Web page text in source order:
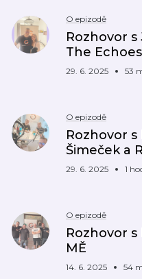
O epizodě
Rozhovor
The
29. 6. 2025 53
O epizodě
Rozhovor s
Šimeček a
29. 6. 2025 1
O epizodě
Rozhovor s
MĚ
14. 6. 2025 54